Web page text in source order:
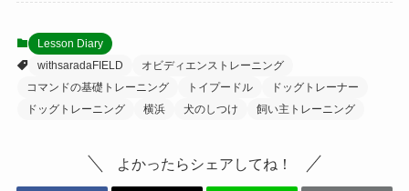
Lesson Diary
withsaradaFIELD
オビディエンストレーニング
コマンドの基礎トレーニング
トイプードル
ドッグトレーナー
ドッグトレーニング
横浜 犬のしつけ 飼い主トレーニング
よかったらシェアしてね！